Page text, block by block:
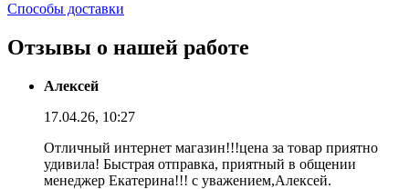
Способы доставки
Отзывы о нашей работе
Алексей
17.04.26, 10:27
Отличный интернет магазин!!!цена за товар приятно
удивила! Быстрая отправка, приятный в общении
менеджер Екатерина!!! с уважением,Алексей.